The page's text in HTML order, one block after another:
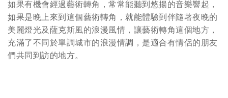
如果有機會經過藝術轉角，常常能聽到悠揚的音樂響起，
如果是晚上來到這個藝術轉角，就能體驗到伴隨著夜晚的
美麗燈光及薩克斯風的浪漫風情，讓藝術轉角這個地方，
充滿了不同於單調城市的浪漫情調，是適合有情侶的朋友
們共同到訪的地方。